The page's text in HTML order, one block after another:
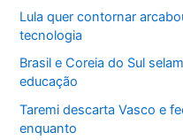
Lula quer contornar
tecnologia
Brasil e Coreia do Sul
educação
Taremi descarta Vasco e
enquanto